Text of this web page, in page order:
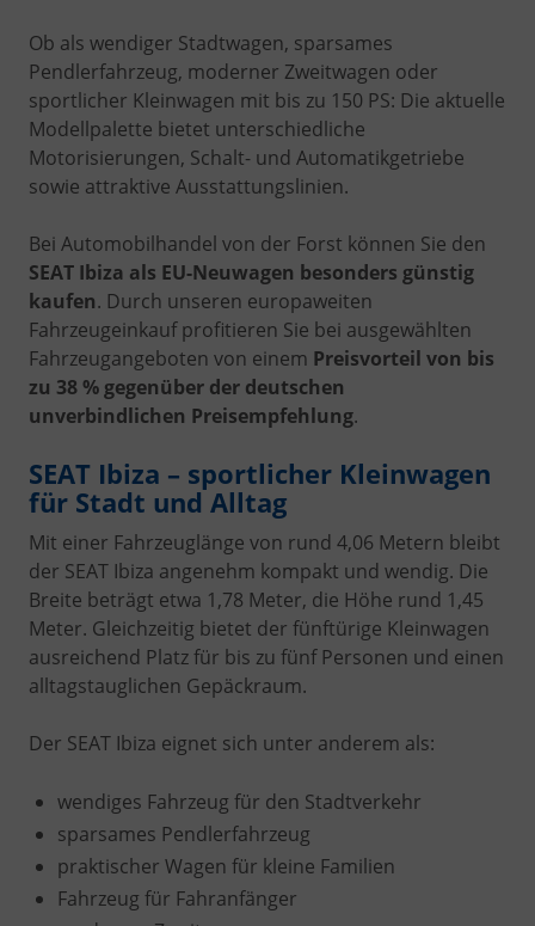
Ob als wendiger Stadtwagen, sparsames
Pendlerfahrzeug, moderner Zweitwagen oder
sportlicher Kleinwagen mit bis zu 150 PS: Die aktuelle
Modellpalette bietet unterschiedliche
Motorisierungen, Schalt- und Automatikgetriebe
sowie attraktive Ausstattungslinien.
Bei Automobilhandel von der Forst können Sie den
SEAT Ibiza als EU-Neuwagen besonders günstig
kaufen. Durch unseren europaweiten
Fahrzeugeinkauf profitieren Sie bei ausgewählten
Fahrzeugangeboten von einem Preisvorteil von bis
zu 38 % gegenüber der deutschen
unverbindlichen Preisempfehlung.
SEAT Ibiza – sportlicher Kleinwagen
für Stadt und Alltag
Mit einer Fahrzeuglänge von rund 4,06 Metern bleibt
der SEAT Ibiza angenehm kompakt und wendig. Die
Breite beträgt etwa 1,78 Meter, die Höhe rund 1,45
Meter. Gleichzeitig bietet der fünftürige Kleinwagen
ausreichend Platz für bis zu fünf Personen und einen
alltagstauglichen Gepäckraum.
Der SEAT Ibiza eignet sich unter anderem als:
wendiges Fahrzeug für den Stadtverkehr
sparsames Pendlerfahrzeug
praktischer Wagen für kleine Familien
Fahrzeug für Fahranfänger